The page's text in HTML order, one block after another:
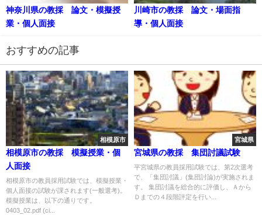
神奈川県の教採 論文・模擬授
業・個人面接
川崎市の教採 論文・場面指
導・個人面接
おすすめの記事
相模原市
相模原市の教採 模擬授業・個
人面接
相模原市の教員採用試験では、模擬授業・
個人面接の試験が課されます(一般選考)。
模擬授業は、以下の通りです。
0403_02.pdf (ci...
宮城県
宮城県の教採 集団討議試験
平宮城県の教員採用試験では、第2次選考
で、「集団討議」(集団討論)が実施されま
す。 集団討議を総合的に評価し、Ａから
Ｄまでの４段階評定を行い...